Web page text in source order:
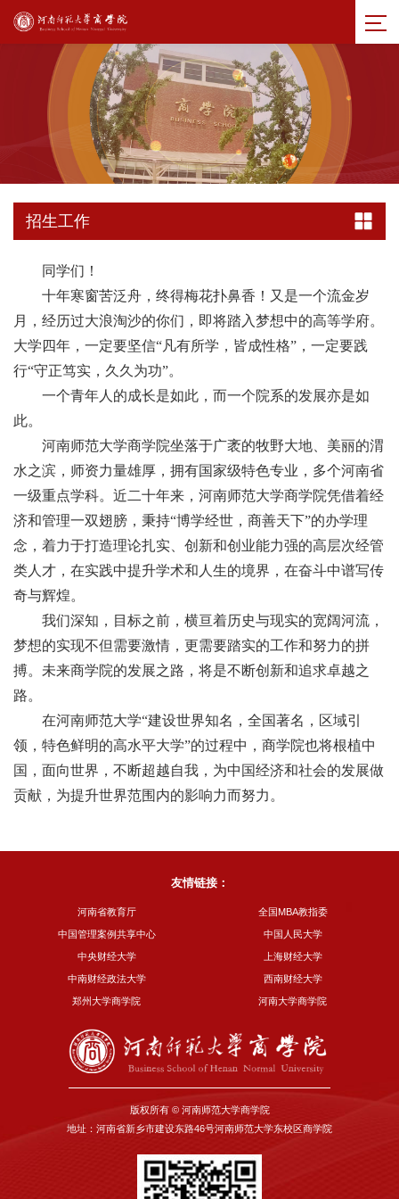
招生工作
同学们！
十年寒窗苦泛舟，终得梅花扑鼻香 ！ 又是一个流金岁
月，经历过大浪淘沙的你们，即将踏入梦想中的高等学府。
大学四年，一定要坚信“凡有所学，皆成性格”，一定要践
行“守正笃实，久久为功”。
一个青年人的成长是如此，而一个院系的发展亦是如
此。
河南师范大学商学院坐落于广袤的牧野大地、美丽的渭
水之滨，师资力量雄厚，拥有国家级特色专业，多个河南省
一级重点学科。近二十年来，河南师范大学商学院凭借着经
济和管理一双翅膀，秉持“博学经世，商善天下”的办学理
念，着力于打造理论扎实、创新和创业能力强的高层次经管
类人才，在实践中提升学术和人生的境界，在奋斗中谱写传
奇与辉煌。
我们深知，目标之前，横亘着历史与现实的宽阔河流，
梦想的实现不但需要激情，更需要踏实的工作和努力的拼
搏。未来商学院的发展之路，将是不断创新和追求卓越之
路。
在河南师范大学“建设世界知名，全国著名，区域引
领，特色鲜明的高水平大学”的过程中，商学院也将根植中
国，面向世界，不断超越自我，为中国经济和社会的发展做
贡献，为提升世界范围内的影响力而努力。
友情链接：
河南省教育厅 全国MBA教指委
中国管理案例共享中心 中国人民大学
中央财经大学 上海财经大学
中南财经政法大学 西南财经大学
郑州大学商学院 河南大学商学院
版权所有 © 河南师范大学商学院
地址：河南省新乡市建设东路46号河南师范大学东校区商学院